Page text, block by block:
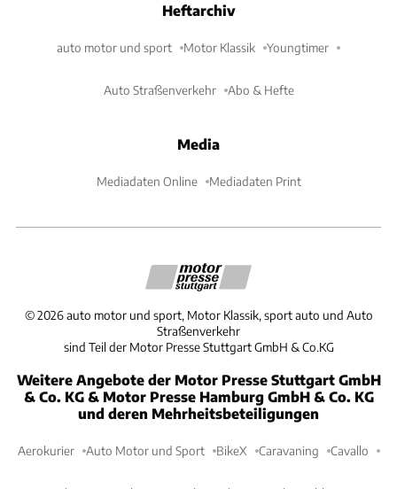
Heftarchiv
auto motor und sport Motor Klassik Youngtimer
Auto Straßenverkehr Abo & Hefte
Media
Mediadaten Online Mediadaten Print
©2026 auto motor und sport, Motor Klassik, sport auto und Auto
Straßenverkehr
sind Teil der Motor Presse Stuttgart GmbH & Co.KG
Weitere Angebote der Motor Presse Stuttgart GmbH
& Co. KG & Motor Presse Hamburg GmbH & Co. KG
und deren Mehrheitsbeteiligungen
Aerokurier Auto Motor und Sport BikeX Caravaning Cavallo